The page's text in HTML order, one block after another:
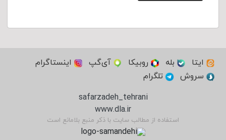
ایتا بله روبیکا آی‌گپ
اینستاگرام
سروش
تلگرام
safarzadeh_tehrani
www.dla.ir
استفاده از مطالب سایت با ذکر منبع بلامانع است